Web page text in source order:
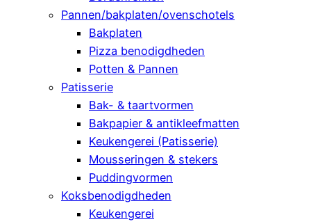
Pannen/bakplaten/ovenschotels
Bakplaten
Pizza benodigdheden
Potten & Pannen
Patisserie
Bak- & taartvormen
Bakpapier & antikleefmatten
Keukengerei (Patisserie)
Mousseringen & stekers
Puddingvormen
Koksbenodigdheden
Keukengerei